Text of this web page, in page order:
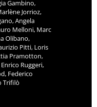
Gambino,
Jorrioz,
Angela
Melloni, Marc
Olibano,
Pitti, Loris
Pramotton,
Ruggeri,
Federico
Trifilò